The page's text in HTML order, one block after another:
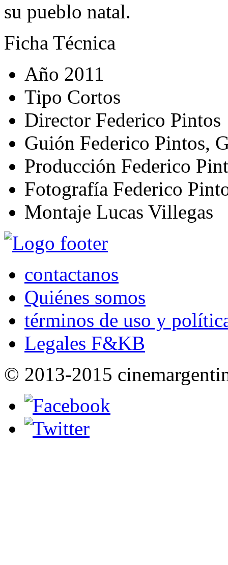
su pueblo natal.
Ficha Técnica
Año 2011
Tipo Cortos
Director Federico Pintos
Guión Federico Pintos,
Producción Federico
Fotografía Federico
Montaje Lucas Villegas
contactanos
Quiénes somos
términos de uso y
Legales F&KB
© 2013-2015